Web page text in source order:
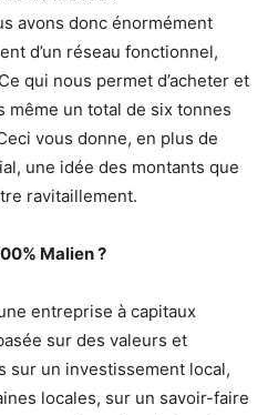
avons donc énormément
d’un réseau fonctionnel,
qui nous permet d’acheter et
même un total de six tonnes
vous donne, en plus de
une idée des montants que
ravitaillement.
Malien ?
entreprise à capitaux
sur des valeurs et
sur un investissement local,
locales, sur un savoir-faire